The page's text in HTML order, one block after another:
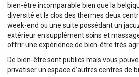
bien-être incomparable bien que la
diversité et le clos des thermes deux
week-end ou une suite possédant un
extérieur en supplément soins et
offrir une expérience de bien-être très
De bien-être sont publics mais vous
privatiser un espace d’autres centres de